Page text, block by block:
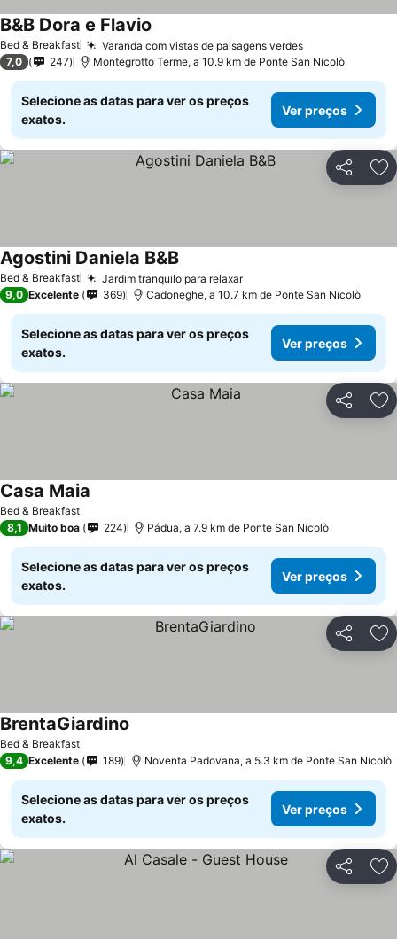
Bed & Breakfast Varanda com vistas de paisagens verdes
B&B Dora e Flavio
7,0 247 Montegrotto Terme, a 10.9 km de Ponte San Nicolò
Selecione as datas para ver os preços
exatos.
Ver preços
Partilhar
Bed & Breakfast Jardim tranquilo para relaxar
Agostini Daniela B&B
9,0 Excelente 369 Cadoneghe, a 10.7 km de Ponte San Nicolò
Selecione as datas para ver os preços
exatos.
Ver preços
Partilhar
Bed & Breakfast
Casa Maia
8,1 Muito boa 224 Pádua, a 7.9 km de Ponte San Nicolò
Selecione as datas para ver os preços
exatos.
Ver preços
Partilhar
Bed & Breakfast
BrentaGiardino
9,4 Excelente 189 Noventa Padovana, a 5.3 km de Ponte San Nicolò
Selecione as datas para ver os preços
exatos.
Ver preços
Partilhar